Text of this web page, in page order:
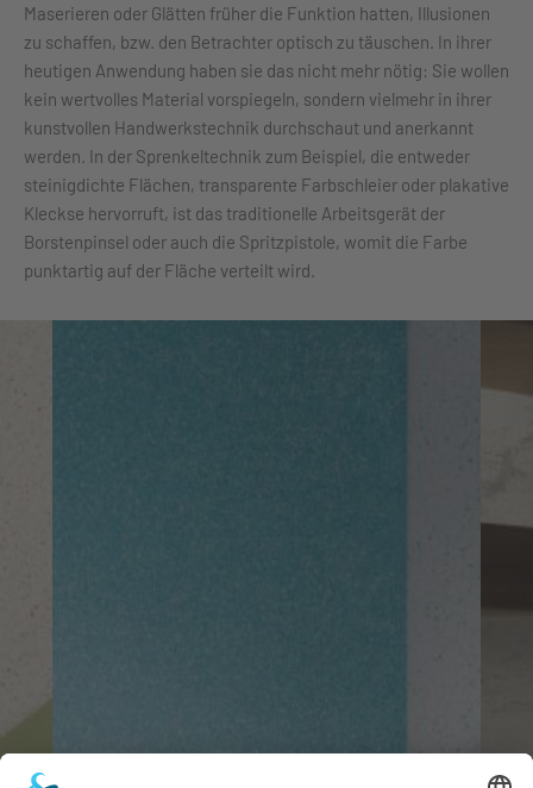
Maserieren oder Glätten früher die Funktion hatten, Illusionen
zu schaffen, bzw. den Betrachter optisch zu täuschen. In ihrer
heutigen Anwendung haben sie das nicht mehr nötig: Sie wollen
kein wertvolles Material vorspiegeln, sondern vielmehr in ihrer
kunstvollen Handwerkstechnik durchschaut und anerkannt
werden. In der Sprenkeltechnik zum Beispiel, die entweder
steinigdichte Flächen, transparente Farbschleier oder plakative
Kleckse hervorruft, ist das traditionelle Arbeitsgerät der
Borstenpinsel oder auch die Spritzpistole, womit die Farbe
punktartig auf der Fläche verteilt wird.